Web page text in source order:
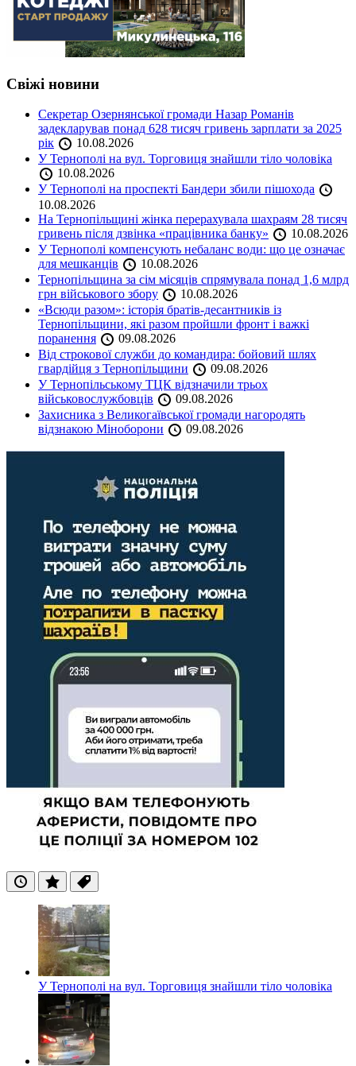
Свіжі новини
Секретар Озернянської громади Назар Романів
задекларував понад 628 тисяч гривень зарплати за 2025
рік
10.08.2026
У Тернополі на вул. Торговиця знайшли тіло чоловіка
10.08.2026
У Тернополі на проспекті Бандери збили пішохода
10.08.2026
На Тернопільщині жінка перерахувала шахраям 28 тисяч
гривень після дзвінка «працівника банку»
10.08.2026
У Тернополі компенсують небаланс води: що це означає
для мешканців
10.08.2026
Тернопільщина за сім місяців спрямувала понад 1,6 млрд
грн військового збору
10.08.2026
«Всюди разом»: історія братів-десантників із
Тернопільщини, які разом пройшли фронт і важкі
поранення
09.08.2026
Від строкової служби до командира: бойовий шлях
гвардійця з Тернопільщини
09.08.2026
У Тернопільському ТЦК відзначили трьох
військовослужбовців
09.08.2026
Захисника з Великогаївської громади нагородять
відзнакою Міноборони
09.08.2026
ОстанніПопулярні
Теги
У Тернополі на вул. Торговиця знайшли тіло чоловіка